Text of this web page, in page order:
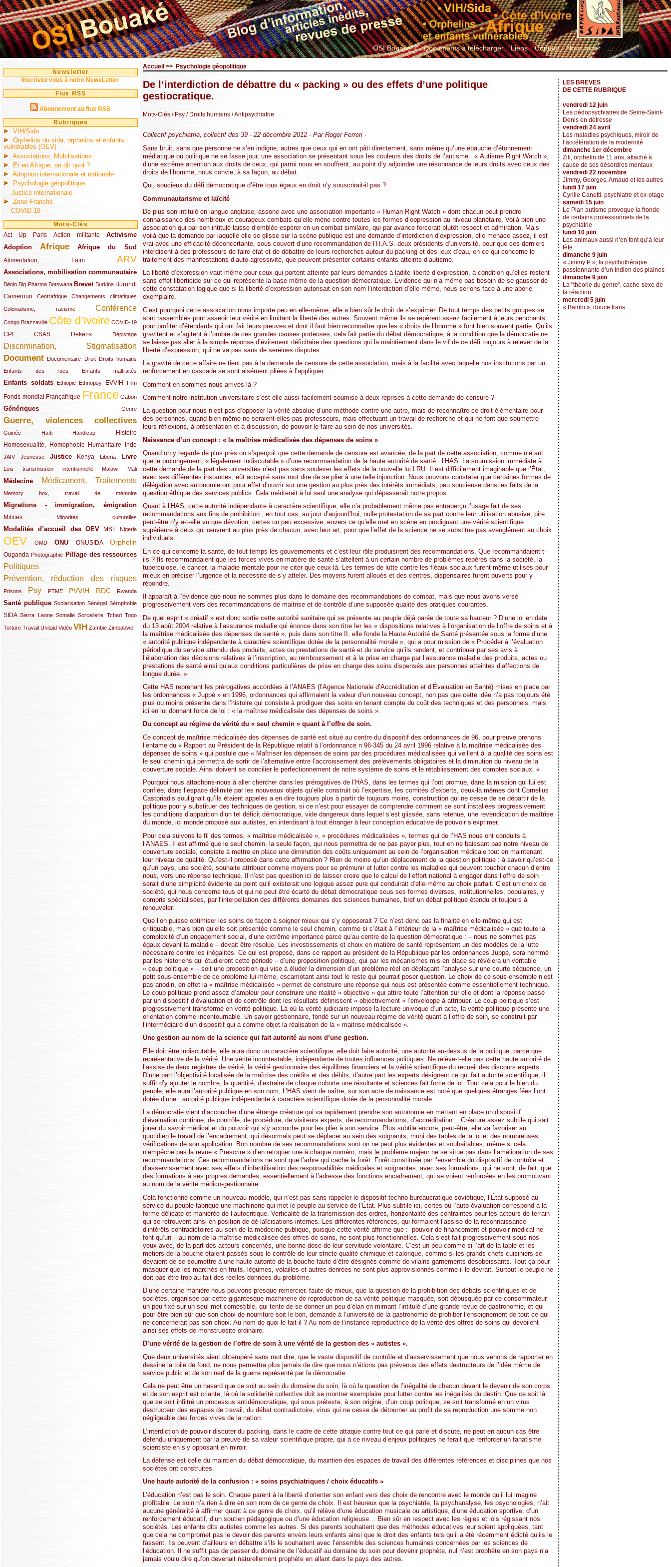
OSI Bouaké ? Documents à télécharger Liens Contact Nous aider ...
Newsletter
Inscrivez vous à notre NewsLetter
Flux RSS
Abonnement au flux RSS
Rubriques
VIH/Sida
Orphelins du sida, orphelins et enfants
vulnérables (OEV)
Associations, Mobilisations
Et en Afrique, on dit quoi ?
Adoption internationale et nationale
Psychologie géopolitique
Justice internationale
Zone Franche
COVID-19
Mots-Clés
Act Up Paris
(49/289) Action militante
(32/289) Activisme
(73/289)
Adoption
(82/289) Afrique
(161/289) Afrique du Sud
(73/289)
Alimentation, Faim
(48/289) ARV
(203/289)
Associations, mobilisation communautaire
(65/289)
Bénin
(13/289)Big Pharma
(16/289) Botswana
(9/289) Brevet
(83/289) Burkina
(18/289) Burundi
(30/289)
Cameroun
(47/289) Centrafrique
(23/289) Changements climatiques
(10/289)
Colonialisme, racisme
(19/289) Conférence
(118/289)
Congo Brazzaville
(24/289) Côte d’Ivoire
(263/289) COVID-19
(13/289)
CPI
(48/289) CSAS
(32/289) Dekens
(29/289) Dépistage
(19/289)
Discrimination, Stigmatisation
(131/289)
Document
(145/289) Documentaire
(9/289) Droit
(20/289) Droits humains
(22/289)
Enfants des rues
(21/289) Enfants maltraités
(10/289)
Enfants soldats
(68/289) Ethiopie
(12/289) Ethnopsy
(15/289) EVVIH
(55/289) Film
(22/289)
Fonds mondial
(48/289) Françafrique
(39/289) France
(289/289) Gabon
(12/289)
Génériques
(59/289) Genre
(22/289)
Guerre, violences collectives
(149/289)
Guinée
(12/289) Haïti
(15/289) Handicap
(10/289) Histoire
(49/289)
Homosexualité, Homophobie
(44/289) Humanitaire
(47/289) Inde
(34/289)
JAIV
(10/289)Jeunesse
(21/289) Justice
(65/289) Kenya
(35/289) Liberia
(25/289) Livre
(62/289)
Lois transmission intentionnelle
(24/289) Malawi
(11/289) Mali
(21/289)
Médecine
(62/289) Médicament, Traitements
(142/289)
Memory box, travail de mémoire
(11/289)
Migrations - immigration, émigration
(67/289)
Milices
(34/289) Minorités culturelles
(15/289)
Modalités d’accueil des OEV
(58/289) MSF
(54/289) Nigeria
(27/289)
OEV
(269/289) OMD
(26/289) ONU
(58/289) ONUSIDA
(44/289) Orphelin
(112/289)
Ouganda
(29/289) Photographie
(27/289) Pillage des ressources
(77/289)
Politiques
(120/289)
Prévention, réduction des risques
(131/289)
Prisons
(22/289) Psy
(119/289) PTME
(12/289) PVVIH
(111/289) RDC
(104/289) Rwanda
(23/289)
Santé publique
(59/289) Scolarisation
(9/289) Sénégal
(13/289) Sérophobie
(19/289)
SIDA
(29/289)Sierra Leone
(13/289) Somalie
(12/289) Sorcellerie
(19/289) Tchad
(10/289) Togo
(15/289)
Torture
(17/289)Travail
(21/289) Unitaid
(26/289) Vidéo
(23/289) VIH
(154/289) Zambie
(12/289) Zimbabwe
(21/289)
Accueil >> Psychologie géopolitique
De l’interdiction de débattre du « packing » ou des effets d’une politique
gestiocratique.
Mots-Clés / Psy / Droits humains / Antipsychiatrie
Collectif psychiatrie, collectif des 39 - 22 décembre 2012 - Par Roger Ferreri -
Sans bruit, sans que personne ne s’en indigne, autres que ceux qui en ont pâti directement, sans même qu’une ébauche d’étonnement
médiatique ou politique ne se fasse jour, une association se présentant sous les couleurs des droits de l’autisme : « Autisme Right Watch »,
d’une extrême attention aux droits de ceux, qui parmi nous en souffrent, au point d’y adjoindre une résonnance de leurs droits avec ceux des
droits de l’homme, nous convie, à sa façon, au débat.
Qui, soucieux du défi démocratique d’être tous égaux en droit n’y souscrirait-il pas ?
Communautarisme et laïcité
De plus son intitulé en langue anglaise, assone avec une association importante « Human Right Watch » dont chacun peut prendre
connaissance des nombreux et courageux combats qu’elle mène contre toutes les formes d’oppression au niveau planétaire. Voilà bien une
association qui par son intitulé laisse d’emblée espérer en un combat similaire, qui par avance forcerait plutôt respect et admiration. Mais
voilà que la demande par laquelle elle se glisse sur la scène publique est une demande d’interdiction d’expression, elle menace assez, il est
vrai avec une efficacité déconcertante, sous couvert d’une recommandation de l’H.A.S. deux présidents d’université, pour que ces derniers
interdisent à des professeurs de faire état et de débattre de leurs recherches autour du packing et des jeux d’eau, en ce qui concerne le
traitement des manifestations d’auto-agressivité, que peuvent présenter certains enfants atteints d’autisme.
La liberté d’expression vaut même pour ceux qui portent atteinte par leurs demandes à ladite liberté d’expression, à condition qu’elles restent
sans effet liberticide sur ce qui représente la base même de la question démocratique. Évidence qui n’a même pas besoin de se gausser de
cette constatation logique que si la liberté d’expression autorisait en son nom l’interdiction d’elle-même, nous serions face à une aporie
exemplaire.
C’est pourquoi cette association nous importe peu en elle-même, elle a bien sûr le droit de s’exprimer. De tout temps des petits groupes se
sont rassemblés pour asseoir leur vérité en limitant la liberté des autres. Souvent même ils se repèrent assez facilement à leurs penchants
pour profiter d’étendards qui ont fait leurs preuves et dont il faut bien reconnaître que les « droits de l’homme » font bien souvent partie. Qu’ils
gravitent et s’agitent à l’ombre de ces grandes causes porteuses, cela fait partie du débat démocratique, à la condition que la démocratie ne
se laisse pas aller à la simple réponse d’évitement déficitaire des questions qui la maintiennent dans le vif de ce défi toujours à relever de la
liberté d’expression, qui ne va pas sans de sereines disputes
La gravité de cette affaire ne tient pas à la demande de censure de cette association, mais à la facilité avec laquelle nos institutions par un
renforcement en cascade se sont aisément pliées à l’appliquer.
Comment en sommes-nous arrivés là ?
Comment notre institution universitaire s’est-elle aussi facilement soumise à deux reprises à cette demande de censure ?
La question pour nous n’est pas d’opposer la vérité absolue d’une méthode contre une autre, mais de reconnaître ce droit élémentaire pour
des personnes, quand bien même ne seraient-elles pas professeurs, mais effectuant un travail de recherche et qui ne font que soumettre
leurs réflexions, à présentation et à discussion, de pouvoir le faire au sein de nos universités.
Naissance d’un concept : « la maîtrise médicalisée des dépenses de soins »
Quand on y regarde de plus près on s’aperçoit que cette demande de censure est avancée, de la part de cette association, comme n’étant
que le prolongement, « légalement indiscutable » d’une recommandation de la haute autorité de santé : l’HAS. La soumission immédiate à
cette demande de la part des universités n’est pas sans soulever les effets de la nouvelle loi LRU. Il est difficilement imaginable que l’État,
avec ses différentes instances, eût accepté sans mot dire de se plier à une telle injonction. Nous pouvons constater que certaines formes de
délégation avec autonomie ont pour effet d’ouvrir sur une gestion au plus près des intérêts immédiats, peu soucieuse dans les faits de la
question éthique des services publics. Cela mériterait à lui seul une analyse qui dépasserait notre propos.
Quant à l’HAS, cette autorité indépendante à caractère scientifique, elle n’a probablement même pas entraperçu l’usage fait de ses
recommandations aux fins de prohibition ; en tout cas, au jour d’aujourd’hui, nulle protestation de sa part contre leur utilisation abusive, pire
peut-être n’y a-t-elle vu que dévotion, certes un peu excessive, envers ce qu’elle met en scène en prodiguant une vérité scientifique
supérieure à ceux qui œuvrent au plus près de chacun, avec leur art, pour que l’effet de la science ne se substitue pas aveuglément au choix
individuels.
En ce qui concerne la santé, de tout temps les gouvernements et c’est leur rôle produisirent des recommandations. Que recommandaient-t-
ils ? Ils recommandaient que les forces vives en matière de santé s’attellent à un certain nombre de problèmes repérés dans la société, la
tuberculose, le cancer, la maladie mentale pour ne citer que ceux-là. Les termes de lutte contre les fléaux sociaux furent même utilisés pour
mieux en préciser l’urgence et la nécessité de s’y atteler. Des moyens furent alloués et des centres, dispensaires furent ouverts pour y
répondre.
Il apparaît à l’évidence que nous ne sommes plus dans le domaine des recommandations de combat, mais que nous avons versé
progressivement vers des recommandations de maitrise et de contrôle d’une supposée qualité des pratiques courantes.
De quel esprit « créatif » est donc sortie cette autorité sanitaire qui se présente au peuple déjà parée de toute sa hauteur ? D’une loi en date
du 13 août 2004 relative à l’assurance maladie qui énonce dans son titre Ier les « dispositions relatives à l’organisation de l’offre de soins et à
la maîtrise médicalisée des dépenses de santé », puis dans son titre II, elle fonde la Haute Autorité de Santé présentée sous la forme d’une
« autorité publique indépendante à caractère scientifique dotée de la personnalité morale », qui a pour mission de « Procéder à l’évaluation
périodique du service attendu des produits, actes ou prestations de santé et du service qu’ils rendent, et contribuer par ses avis à
l’élaboration des décisions relatives à l’inscription, au remboursement et à la prise en charge par l’assurance maladie des produits, actes ou
prestations de santé ainsi qu’aux conditions particulières de prise en charge des soins dispensés aux personnes atteintes d’affections de
longue durée. »
Cette HAS reprenant les prérogatives accordées à l’ANAES (l’Agence Nationale d’Accréditation et d’Évaluation en Santé) mises en place par
les ordonnances « Juppé » en 1996, ordonnances qui affirmaient la valeur d’un nouveau concept, non pas que cette idée n’a pas toujours été
plus ou moins présente dans l’histoire qui consiste à prodiguer des soins en tenant compte du coût des techniques et des personnels, mais
ici en lui donnant force de loi : « la maîtrise médicalisée des dépenses de soins ».
Du concept au régime de vérité du « seul chemin » quant à l’offre de soin.
Ce concept de maîtrise médicalisée des dépenses de santé est situé au centre du dispositif des ordonnances de 96, pour preuve prenons
l’entame du « Rapport au Président de la République relatif à l’ordonnance n 96-345 du 24 avril 1996 relative à la maîtrise médicalisée des
dépenses de soins » qui postule que « Maîtriser les dépenses de soins par des procédures médicalisées qui veillent à la qualité des soins est
le seul chemin qui permettra de sortir de l’alternative entre l’accroissement des prélèvements obligatoires et la diminution du niveau de la
couverture sociale. Ainsi doivent se concilier le perfectionnement de notre système de soins et le rétablissement des comptes sociaux. »
Pourquoi nous attachons-nous à aller chercher dans les prérogatives de l’HAS, dans les termes qui l’ont promue, dans la mission qui lui est
confiée, dans l’espace délimité par les nouveaux objets qu’elle construit où l’expertise, les comités d’experts, ceux-là mêmes dont Cornelius
Castoriadis soulignait qu’ils étaient appelés a en dire toujours plus à partir de toujours moins, construction qui ne cesse de se départir de la
politique pour y substituer des techniques de gestion, si ce n’est pour essayer de comprendre comment se sont installées progressivement
les conditions d’apparition d’un tel déficit démocratique, vide dangereux dans lequel s’est glissée, sans retenue, une revendication de maîtrise
du monde, ici monde proposé aux autistes, en interdisant à tout étranger à leur conception éducative de pouvoir s’exprimer.
Pour cela suivons le fil des termes, « maîtrise médicalisée », « procédures médicalisées », termes qui de l’HAS nous ont conduits à
l’ANAES. Il est affirmé que le seul chemin, la seule façon, qui nous permettra de ne pas payer plus, tout en ne baissant pas notre niveau de
couverture sociale, consiste à mettre en place une diminution des coûts uniquement au sein de l’organisation médicale tout en maintenant
leur niveau de qualité. Qu’est-il proposé dans cette affirmation ? Rien de moins qu’un déplacement de la question politique : à savoir qu’est-ce
qu’un pays, une société, souhaite attribuer comme moyens pour se prémunir et lutter contre les maladies qui peuvent toucher chacun d’entre
nous, vers une réponse technique. Il n’est pas question ici de laisser croire que le calcul de l’effort national à engager dans l’offre de soin
serait d’une simplicité évidente au point qu’il existerait une logique assez pure qui conduirait d’elle-même au choix parfait. C’est un choix de
société, qui nous concerne tous et qui ne peut être écarté du débat démocratique sous ses formes diverses, institutionnelles, populaires, y
compris spécialisées, par l’interpellation des différents domaines des sciences humaines, bref un débat politique étendu et toujours à
renouveler.
Que l’on puisse optimiser les soins de façon à soigner mieux qui s’y opposerait ? Ce n’est donc pas la finalité en elle-même qui est
critiquable, mais bien qu’elle soit présentée comme le seul chemin, comme si c’était à l’intérieur de la « maîtrise médicalisée » que toute la
complexité d’un engagement social, d’une extrême importance parce qu’au centre de la question démocratique : – nous ne sommes pas
égaux devant la maladie – devait être résolue. Les investissements et choix en matière de santé représentent un des modèles de la lutte
nécessaire contre les inégalités. Ce qui est proposé, dans ce rapport au président de la République par les ordonnances Juppé, sera nommé
par les historiens qui étudieront cette période – d’une proposition politique, qui par les mécanismes mis en place se révélera un véritable
« coup politique » – soit une proposition qui vise à éluder la dimension d’un problème réel en déplaçant l’analyse sur une courte séquence, un
petit sous-ensemble de ce problème lui-même, escamotant ainsi tout le reste qui pourrait poser question. Le choix de ce sous-ensemble n’est
pas anodin, en effet la « maîtrise médicalisée » permet de construire une réponse qui nous est présentée comme essentiellement technique.
Le coup politique prend assez d’ampleur pour construire une réalité « objective » qui attire toute l’attention sur elle et dont la réponse passe
par un dispositif d’évaluation et de contrôle dont les résultats définissent « objectivement » l’enveloppe à attribuer. Le coup politique s’est
progressivement transformé en vérité politique. Là où la vérité judiciaire impose la lecture univoque d’un acte, la vérité politique présente une
orientation comme incontournable. Un savoir gestionnaire, fondé sur un nouveau régime de vérité quant à l’offre de soin, se construit par
l’intermédiaire d’un dispositif qui a comme objet la réalisation de la « maitrise médicalisée ».
Une gestion au nom de la science qui fait autorité au nom d’une gestion.
Elle doit être indiscutable, elle aura donc un caractère scientifique, elle doit faire autorité, une autorité au-dessus de la politique, parce que
représentative de la vérité. Une vérité incontestable, indépendante de toutes influences politiques. Ne relève-t-elle pas cette haute autorité de
l’assise de deux registres de vérité, la vérité gestionnaire des équilibres financiers et la vérité scientifique du recueil des discours experts.
D’une part l’objectivité localisée de la maîtrise des crédits et des débits, d’autre part les experts désignent ce qui fait autorité scientifique, il
suffit d’y ajouter le nombre, la quantité, d’extraire de chaque cohorte une résultante et sciences fait force de loi. Tout cela pour le bien du
peuple, elle aura l’autorité publique en son nom, L’HAS vient de naître, sur son acte de naissance est noté que quelques étranges fées l’ont
dotée d’une : autorité publique indépendante à caractère scientifique dotée de la personnalité morale.
La démocratie vient d’accoucher d’une étrange créature qui va rapidement prendre son autonomie en mettant en place un dispositif
d’évaluation continue, de contrôle, de procédure, de visiteurs experts, de recommandations, d’accréditation… Créature assez subtile qui sait
jouer du savoir médical et du pouvoir qui s’y accroche pour les plier à son service. Plus subtile encore, peut-être, elle va favoriser au
quotidien le travail de l’encadrement, qui désormais peut se déplacer au sein des soignants, muni des tables de la loi et des nombreuses
vérifications de son application. Bon nombre de ses recommandations sont on ne peut plus évidentes et souhaitables, même si cela
n’empêche pas la revue « Prescrire » d’en retoquer une à chaque numéro, mais le problème majeur ne se situe pas dans l’amélioration de ses
recommandations. Ces recommandations ne sont que l’arbre qui cache la forêt. Forêt constituée par l’ensemble du dispositif de contrôle et
d’asservissement avec ses effets d’infantilisation des responsabilités médicales et soignantes, avec ses formations, qui ne sont, de fait, que
des formations à ses propres demandes, essentiellement à l’adresse des fonctions encadrement, qui se voient renforcées en les promouvant
au nom de la vérité médico-gestionnaire.
Cela fonctionne comme un nouveau modèle, qui n’est pas sans rappeler le dispositif techno bureaucratique soviétique, l’État supposé au
service du peuple fabrique une machinerie qui met le peuple au service de l’État. Plus subtile ici, certes où l’auto-évaluation correspond à la
forme délicate et maniérée de l’autocritique. Verticalité de la transmission des ordres, horizontalité des contraintes pour les acteurs de terrain
qui se retrouvent ainsi en position de dé-laïcisations internes. Les différentes références, qui formaient l’assise de la reconnaissance
d’intérêts contradictoires au sein de la médecine publique, puisque cette vérité affirme que : -pouvoir de financement et pouvoir médical ne
font qu’un – au nom de la maîtrise médicalisée des offres de soins, ne sont plus fonctionnelles. Cela s’est fait progressivement sous nos
yeux avec, de la part des acteurs concernés, une bonne dose de leur servitude volontaire. C’est un peu comme si l’art de la table et les
métiers de la bouche étaient passés sous le contrôle de leur stricte qualité chimique et calorique, comme si les grands chefs cuisiniers se
devaient de se soumettre à une haute autorité de la bouche faute d’être désignés comme de vilains garnements désobéissants. Tout ça pour
masquer que les marchés en fruits, légumes, volailles et autres denrées ne sont plus approvisionnés comme il le devrait. Surtout le peuple ne
doit pas être trop au fait des réelles données du problème.
D’une certaine manière nous pouvons presque remercier, faute de mieux, que la question de la prohibition des débats scientifiques et de
sociétés, organisée par cette gigantesque machinerie de reproduction de sa vérité politique masquée, soit débusquée par ce consommateur
un peu fixé sur un seul met comestible, qui tente de se donner un peu d’élan en mimant l’intitulé d’une grande revue de gastronomie, et qui
pour être bien sûr que son choix de nourriture soit le bon, demande à l’université de la gastronomie de prohiber l’enseignement de tout ce qui
ne concernerait pas son choix. Au nom de quoi le fait-il ? Au nom de l’instance reproductrice de la vérité des offres de soins qui dévoilent
ainsi ses effets de monstruosité ordinaire.
D’une vérité de la gestion de l’offre de soin à une vérité de la gestion des « autistes ».
Que deux universités aient obtempéré sans mot dire, que le vaste dispositif de contrôle et d’asservissement que nous venons de rapporter en
dessine la toile de fond, ne nous permettra plus jamais de dire que nous n’étions pas prévenus des effets destructeurs de l’idée même de
service public et de son nerf de la guerre représenté par la démocratie.
Cela ne peut être un hasard que ce soit au sein du domaine du soin, là où la question de l’inégalité de chacun devant le devenir de son corps
et de son esprit est criante, là où la solidarité collective doit se montrer exemplaire pour lutter contre les inégalités du destin. Que ce soit là
que se soit infiltré un processus antidémocratique, qui sous prétexte, à son origine, d’un coup politique, se soit transformé en un virus
destructeur des espaces de travail, du débat contradictoire, virus qui ne cesse de détourner au profit de sa reproduction une somme non
négligeable des forces vives de la nation.
L’interdiction de pouvoir discuter du packing, dans le cadre de cette attaque contre tout ce qui parle et discute, ne peut en aucun cas être
défendu uniquement par la preuve de sa valeur scientifique propre, qui à ce niveau d’enjeux politiques ne ferait que renforcer un fanatisme
scientiste en s’y opposant en miroir.
La défense est celle du maintien du débat démocratique, du maintien des espaces de travail des différentes références et disciplines que nos
sociétés ont construites.
Une haute autorité de la confusion : « soins psychiatriques / choix éducatifs »
L’éducation n’est pas le soin. Chaque parent à la liberté d’orienter son enfant vers des choix de rencontre avec le monde qu’il lui imagine
profitable. Le soin n’a rien à dire en son nom de ce genre de choix. Il est heureux que la psychiatrie, la psychanalyse, les psychologies, n’ait
aucune généralité à affirmer quant à ce genre de choix, qu’il relève d’une éducation musicale ou artistique, d’une éducation sportive, d’un
renforcement éducatif, d’un soutien pédagogique ou d’une éducation religieuse… Bien sûr en respect avec les règles et lois régissant nos
sociétés. Les enfants dits autistes comme les autres. Si des parents souhaitent que des méthodes éducatives leur soient appliquées, tant
que cela ne compromet pas le devoir des parents envers leurs enfants ainsi que le droit des enfants tels qu’il a été récemment édicté qu’ils le
fassent. Ils peuvent d’ailleurs en débattre s’ils le souhaitent avec l’ensemble des sciences humaines concernées par les sciences de
l’éducation. Il ne suffit pas de passer du domaine de l’éducatif au domaine du soin pour devenir prophète, nul n’est prophète en son pays n’a
jamais voulu dire qu’on devenait naturellement prophète en allant dans le pays des autres.
LES BREVES
DE CETTE RUBRIQUE
vendredi 12 juin
Les pédopsychiatres de Seine-Saint-
Denis en détresse
vendredi 24 avril
Les maladies psychiques, miroir de
l’accélération de la modernité
dimanche 1er décembre
Zili, orphelin de 11 ans, attaché à
cause de ses désordres mentaux
vendredi 22 novembre
Jimmy, Georges, Arnaud et les autres
lundi 17 juin
Cyrille Canetti, psychiatre et ex-otage
samedi 15 juin
Le Plan autisme provoque la fronde
de certains professionnels de la
psychiatrie
lundi 10 juin
Les animaux aussi n’en font qu’à leur
tête
dimanche 9 juin
« Jimmy P », la psychothérapie
passionnante d’un Indien des plaines
dimanche 9 juin
La "théorie du genre", cache-sexe de
la réaction
mercredi 5 juin
« Bambi », douce trans